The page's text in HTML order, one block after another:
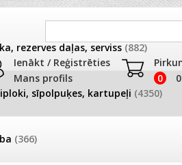
Ienākt / Reģistrēties
Mans profils
0
rezerves daļas, serviss (882)
sīpolpuķes, kartupeļi (4350)
(366)
AKCIJAS